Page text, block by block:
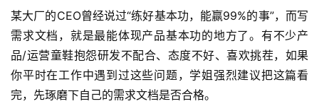
某大厂的CEO曾经说过“练好基本功，能赢99%的事”，而写
需求文档，就是最能体现产品基本功的地方了。有不少产
品/运营童鞋抱怨研发不配合、态度不好、喜欢挑茬，如果
你平时在工作中遇到过这些问题，学姐强烈建议把这篇看
完，先琢磨下自己的需求文档是否合格。